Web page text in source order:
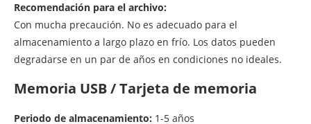
Recomendación para el archivo:
Con mucha precaución. No es adecuado para el
almacenamiento a largo plazo en frío. Los datos pueden
degradarse en un par de años en condiciones no ideales.
Memoria USB / Tarjeta de memoria
Periodo de almacenamiento: 1-5 años